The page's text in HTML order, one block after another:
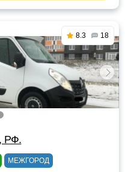
8.3 18
РФ.
МЕЖГОРОД